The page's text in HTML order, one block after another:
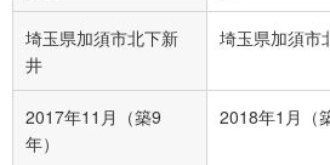
埼玉県加須市北下新
井
埼玉県加須市
2017年11月（築9
年）
2018年1月（